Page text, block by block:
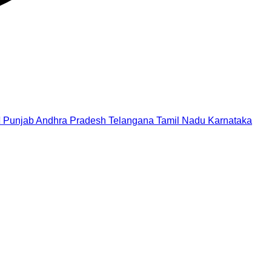
PunjabAndhra Pradesh Telangana Tamil Nadu Karnataka